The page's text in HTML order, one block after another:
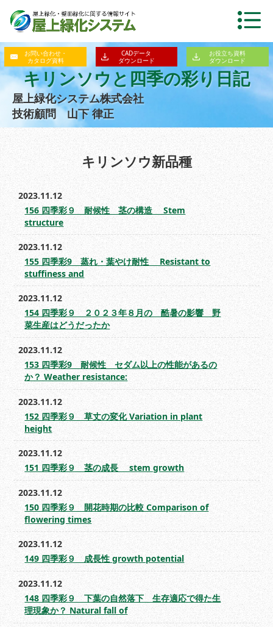
お問い合わせ・
カタログ資料
CADデータ
ダウンロード
お役立ち資料
ダウンロード
キリンソウと四季の彩り日記
屋上緑化システム株式会社
技術顧問 山下 律正
キリンソウ新品種
2023.11.12
156 四季彩９ 耐候性 茎の構造 Stem
structure
2023.11.12
155 四季彩9 蒸れ・葉やけ耐性 Resistant to
stuffiness and
2023.11.12
154 四季彩９ ２０２３年８月の 酷暑の影響 野
菜生産はどうだったか
2023.11.12
153 四季彩9 耐候性 セダム以上の性能があるの
か？ Weather resistance:
2023.11.12
152 四季彩９ 草丈の変化 Variation in plant
height
2023.11.12
151 四季彩９ 茎の成長 stem growth
2023.11.12
150 四季彩９ 開花時期の比較 Comparison of
flowering times
2023.11.12
149 四季彩９ 成長性 growth potential
2023.11.12
148 四季彩９ 下葉の自然落下 生存適応で得た生
理現象か？ Natural fall of